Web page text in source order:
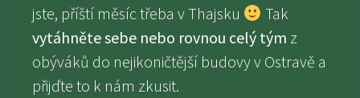
jste, příští měsíc třeba v Thajsku
Tak
vytáhněte sebe nebo rovnou celý tým z
obýváků do nejikoničtější budovy v Ostravě a
přijďte to k nám zkusit.